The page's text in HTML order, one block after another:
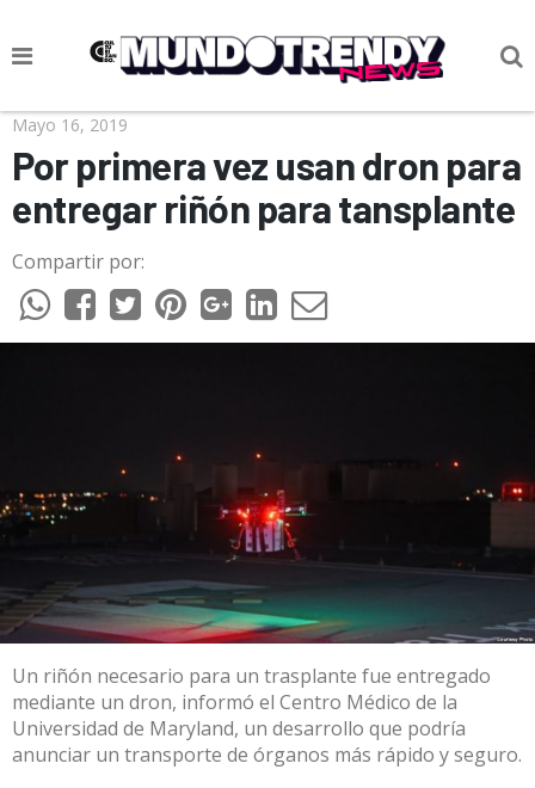
NOTICIAS
CULTURA POP
CIENCIA Y TECNOLOGÍA
VIDA
SOCIEDAD
Mayo 16, 2019
Por primera vez usan dron para
entregar riñón para tansplante
Compartir por:
Un riñón necesario para un trasplante fue entregado
mediante un dron, informó el Centro Médico de la
Universidad de Maryland, un desarrollo que podría
anunciar un transporte de órganos más rápido y seguro.